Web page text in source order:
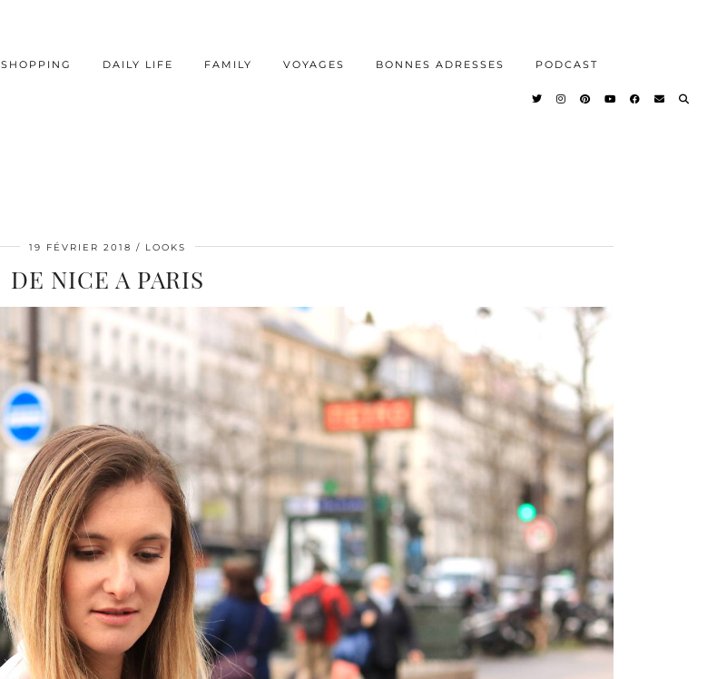
SHOPPING DAILY LIFE FAMILY VOYAGES BONNES ADRESSES PODCAST
19 FÉVRIER 2018 LOOKS
DE NICE A PARIS